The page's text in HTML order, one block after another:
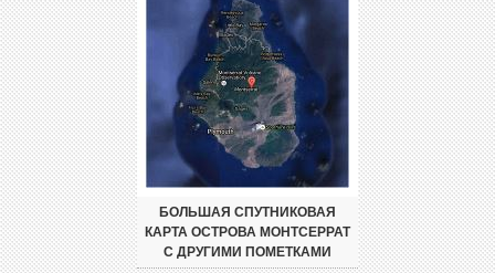
БОЛЬШАЯ СПУТНИКОВАЯ
КАРТА ОСТРОВА МОНТСЕРРАТ
С ДРУГИМИ ПОМЕТКАМИ